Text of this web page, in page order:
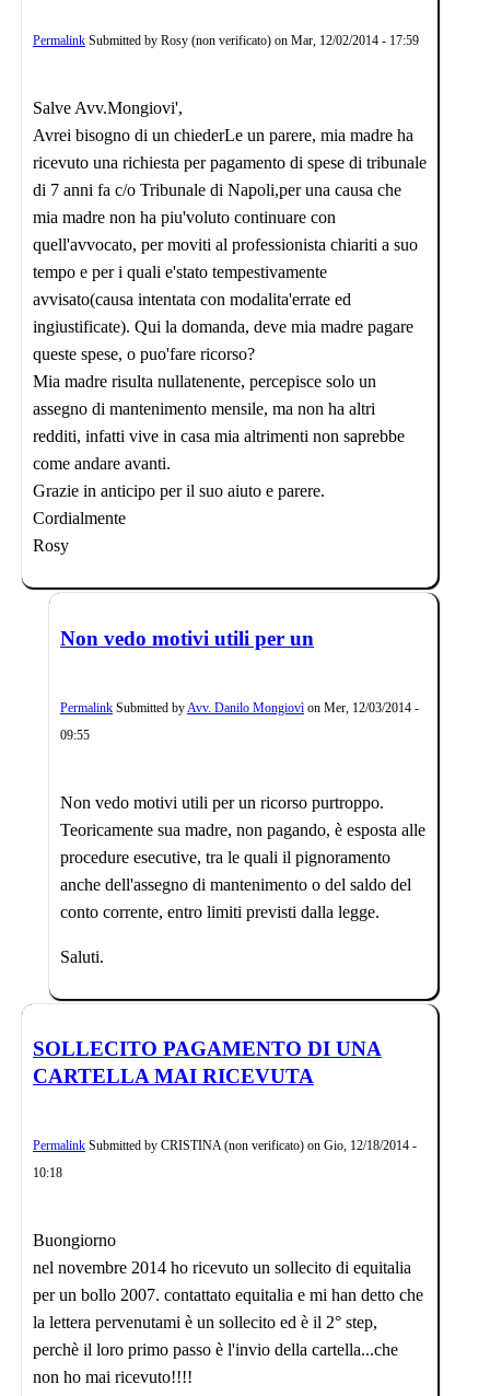
Permalink Submitted by Rosy (non verificato) on Mar, 12/02/2014 - 17:59
Salve Avv.Mongiovi',
Avrei bisogno di un chiederLe un parere, mia madre ha
ricevuto una richiesta per pagamento di spese di tribunale
di 7 anni fa c/o Tribunale di Napoli,per una causa che
mia madre non ha piu'voluto continuare con
quell'avvocato, per moviti al professionista chiariti a suo
tempo e per i quali e'stato tempestivamente
avvisato(causa intentata con modalita'errate ed
ingiustificate). Qui la domanda, deve mia madre pagare
queste spese, o puo'fare ricorso?
Mia madre risulta nullatenente, percepisce solo un
assegno di mantenimento mensile, ma non ha altri
redditi, infatti vive in casa mia altrimenti non saprebbe
come andare avanti.
Grazie in anticipo per il suo aiuto e parere.
Cordialmente
Rosy
Non vedo motivi utili per un
Permalink Submitted by Avv. Danilo Mongiovì on Mer, 12/03/2014 -
09:55
Non vedo motivi utili per un ricorso purtroppo.
Teoricamente sua madre, non pagando, è esposta alle
procedure esecutive, tra le quali il pignoramento
anche dell'assegno di mantenimento o del saldo del
conto corrente, entro limiti previsti dalla legge.
Saluti.
SOLLECITO PAGAMENTO DI UNA
CARTELLA MAI RICEVUTA
Permalink Submitted by CRISTINA (non verificato) on Gio, 12/18/2014 -
10:18
Buongiorno
nel novembre 2014 ho ricevuto un sollecito di equitalia
per un bollo 2007. contattato equitalia e mi han detto che
la lettera pervenutami è un sollecito ed è il 2° step,
perchè il loro primo passo è l'invio della cartella...che
non ho mai ricevuto!!!!